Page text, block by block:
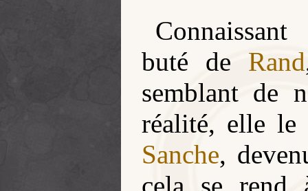
buté de Rand
semblant de
réalité, elle
Sanche,